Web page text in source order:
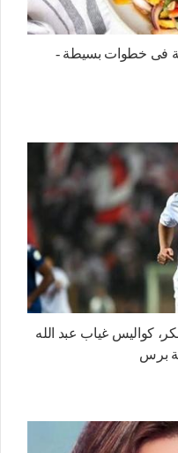
فى خطوات بسيطة -
كواليس غياب عبد الله
برس